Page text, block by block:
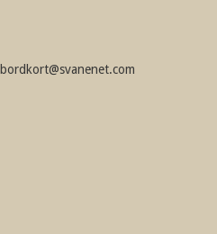
bordkort@svanenet.com